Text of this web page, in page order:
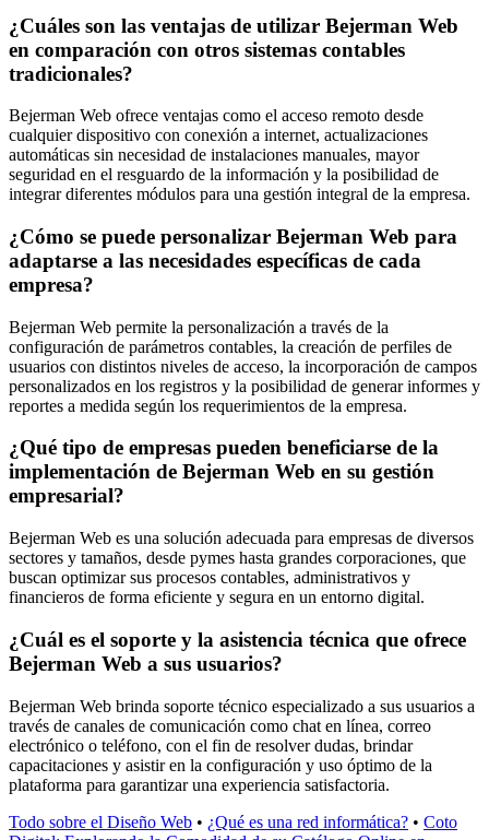
¿Cuáles son las ventajas de utilizar Bejerman Web
en comparación con otros sistemas contables
tradicionales?
Bejerman Web ofrece ventajas como el acceso remoto desde
cualquier dispositivo con conexión a internet, actualizaciones
automáticas sin necesidad de instalaciones manuales, mayor
seguridad en el resguardo de la información y la posibilidad de
integrar diferentes módulos para una gestión integral de la empresa.
¿Cómo se puede personalizar Bejerman Web para
adaptarse a las necesidades específicas de cada
empresa?
Bejerman Web permite la personalización a través de la
configuración de parámetros contables, la creación de perfiles de
usuarios con distintos niveles de acceso, la incorporación de campos
personalizados en los registros y la posibilidad de generar informes y
reportes a medida según los requerimientos de la empresa.
¿Qué tipo de empresas pueden beneficiarse de la
implementación de Bejerman Web en su gestión
empresarial?
Bejerman Web es una solución adecuada para empresas de diversos
sectores y tamaños, desde pymes hasta grandes corporaciones, que
buscan optimizar sus procesos contables, administrativos y
financieros de forma eficiente y segura en un entorno digital.
¿Cuál es el soporte y la asistencia técnica que ofrece
Bejerman Web a sus usuarios?
Bejerman Web brinda soporte técnico especializado a sus usuarios a
través de canales de comunicación como chat en línea, correo
electrónico o teléfono, con el fin de resolver dudas, brindar
capacitaciones y asistir en la configuración y uso óptimo de la
plataforma para garantizar una experiencia satisfactoria.
Todo sobre el Diseño Web • ¿Qué es una red informática? • Coto